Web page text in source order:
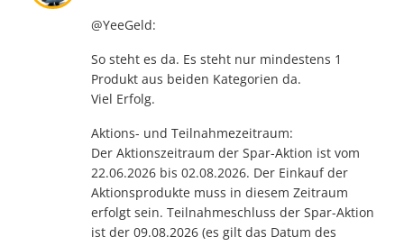
@YeeGeld:
So steht es da. Es steht nur mindestens 1
Produkt aus beiden Kategorien da.
Viel Erfolg.
Aktions- und Teilnahmezeitraum:
Der Aktionszeitraum der Spar-Aktion ist vom
22.06.2026 bis 02.08.2026. Der Einkauf der
Aktionsprodukte muss in diesem Zeitraum
erfolgt sein. Teilnahmeschluss der Spar-Aktion
ist der 09.08.2026 (es gilt das Datum des